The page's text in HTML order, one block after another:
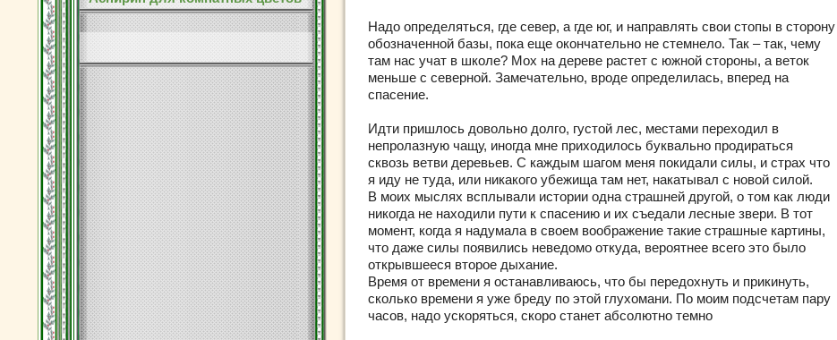
Надо определяться, где север, а где юг, и направлять свои стопы в сторону
обозначенной базы, пока еще окончательно не стемнело. Так – так, чему
там нас учат в школе? Мох на дереве растет с южной стороны, а веток
меньше с северной. Замечательно, вроде определилась, вперед на
спасение.
Идти пришлось довольно долго, густой лес, местами переходил в
непролазную чащу, иногда мне приходилось буквально продираться
сквозь ветви деревьев. С каждым шагом меня покидали силы, и страх что
я иду не туда, или никакого убежища там нет, накатывал с новой силой.
В моих мыслях всплывали истории одна страшней другой, о том как люди
никогда не находили пути к спасению и их съедали лесные звери. В тот
момент, когда я надумала в своем воображение такие страшные картины,
что даже силы появились неведомо откуда, вероятнее всего это было
открывшееся второе дыхание.
Время от времени я останавливаюсь, что бы передохнуть и прикинуть,
сколько времени я уже бреду по этой глухомани. По моим подсчетам пару
часов, надо ускоряться, скоро станет абсолютно темно